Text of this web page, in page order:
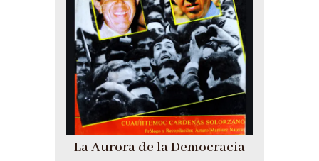
La Aurora de la Democracia